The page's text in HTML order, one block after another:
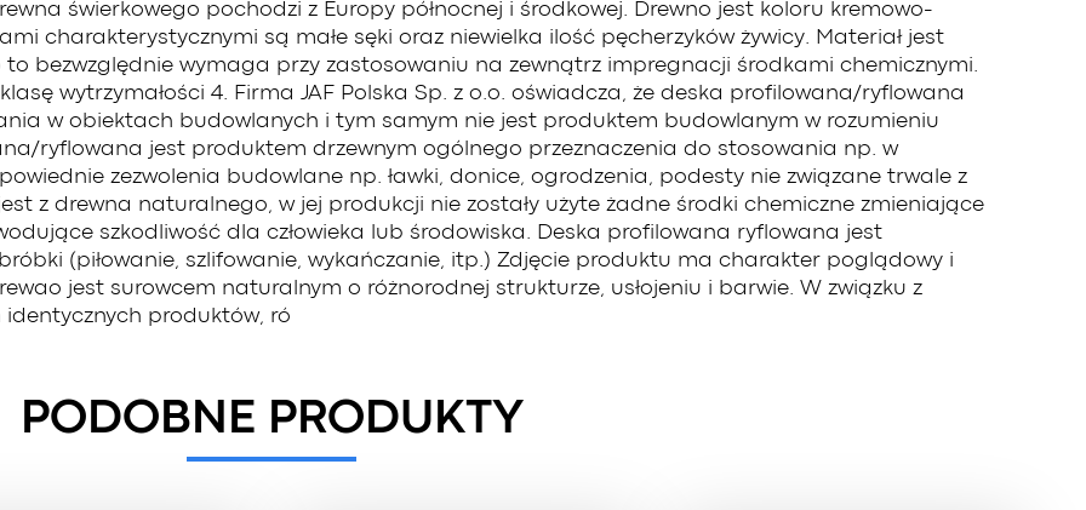
świerkowego pochodzi z Europy północnej i środkowej. Drewno jest koloru kremowo-
charakterystycznymi są małe sęki oraz niewielka ilość pęcherzyków żywicy. Materiał jest
to bezwzględnie wymaga przy zastosowaniu na zewnątrz impregnacji środkami chemicznymi.
wytrzymałości 4. Firma JAF Polska Sp. z o.o. oświadcza, że deska profilowana/ryflowana
w obiektach budowlanych i tym samym nie jest produktem budowlanym w rozumieniu
ryflowana jest produktem drzewnym ogólnego przeznaczenia do stosowania np. w
zezwolenia budowlane np. ławki, donice, ogrodzenia, podesty nie związane trwale z
z drewna naturalnego, w jej produkcji nie zostały użyte żadne środki chemiczne zmieniające
szkodliwość dla człowieka lub środowiska. Deska profilowana ryflowana jest
(piłowanie, szlifowanie, wykańczanie, itp.) Zdjęcie produktu ma charakter poglądowy i
jest surowcem naturalnym o różnorodnej strukturze, usłojeniu i barwie. W związku z
produktów, ró
PODOBNE PRODUKTY